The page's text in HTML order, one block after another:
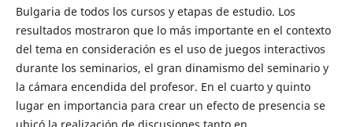
Bulgaria de todos los cursos y etapas de estudio. Los
resultados mostraron que lo más importante en el contexto
del tema en consideración es el uso de juegos interactivos
durante los seminarios, el gran dinamismo del seminario y
la cámara encendida del profesor. En el cuarto y quinto
lugar en importancia para crear un efecto de presencia se